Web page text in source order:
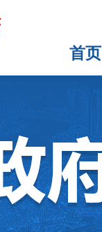
首页